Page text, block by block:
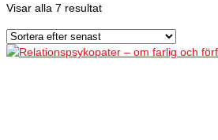
Visar alla 7 resultat